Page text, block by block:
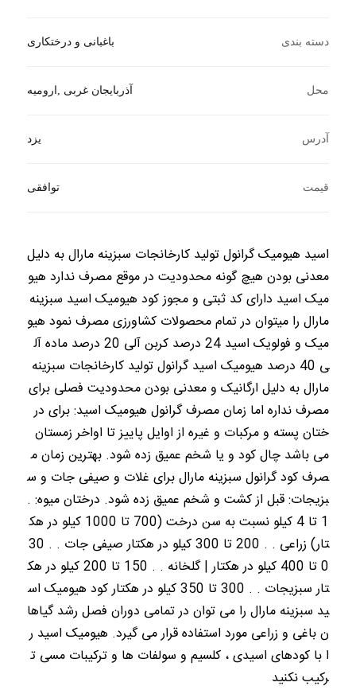
دسته بندی باغبانی و درختکاری
محل آذربایجان غربی ,ارومیه
آدرس یزد
قیمت توافقی
اسید هیومیک گرانول تولید کارخانجات سبزینه مارال به دلیل
معدنی بودن هیچ گونه محدودیت در موقع مصرف ندارد هیو
میک اسید دارای کد ثبتی و مجوز کود هیومیک اسید سبزینه
مارال را میتوان در تمام محصولات کشاورزی مصرف نمود هیو
میک و فولویک اسید 24 درصد کربن آلی 20 درصد ماده آل
ی 40 درصد هیومیک اسید گرانول تولید کارخانجات سبزینه
مارال به دلیل ارگانیک و معدنی بودن محدودیت فصلی برای
مصرف نداره اما زمان مصرف گرانول هیومیک اسید: برای در
ختان پسته و مرکبات و غیره از اوایل پاییز تا اواخر زمستان
می باشد چال کود و یا شخم عمیق زده شود. بهترین زمان م
صرف کود گرانول سبزینه مارال برای غلات و صیفی جات و س
بزیجات: قبل از کشت و شخم عمیق زده شود. درختان میوه: .
1 تا 4 کیلو نسبت به سن درخت (700 تا 1000 کیلو در هک
تار) زراعی . . 200 تا 300 کیلو در هکتار صیفی جات . . 30
0 تا 400 کیلو در هکتار | گلخانه . . 150 تا 200 کیلو در هک
تار سبزیجات . . 300 تا 350 کیلو در هکتار کود هیومیک اس
ید سبزینه مارال را می توان در تمامی دوران فصل رشد گیاها
ن باغی و زراعی مورد استفاده قرار می گیرد. هیومیک اسید ر
ا با کودهای اسیدی ، کلسیم و سولفات ها و ترکیبات مسی ت
رکیب نکنید